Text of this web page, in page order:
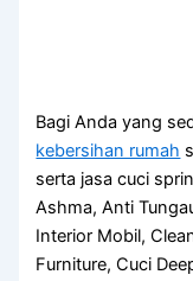
Bagi Anda yang
kebersihan rumah
serta jasa cuci
Ashma, Anti
Interior Mobil,
Furniture, Cuci